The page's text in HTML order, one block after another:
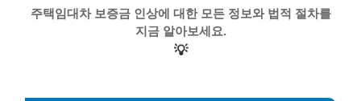
주택임대차 보증금 인상에 대한 모든 정보와 법적 절차를
지금 알아보세요.
💡